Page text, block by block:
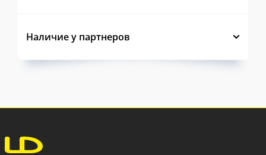
загрязненийувеличивает интервал
Наличие у партнеров